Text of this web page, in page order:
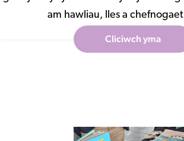
am hawliau, lles a
Cliciwch yma